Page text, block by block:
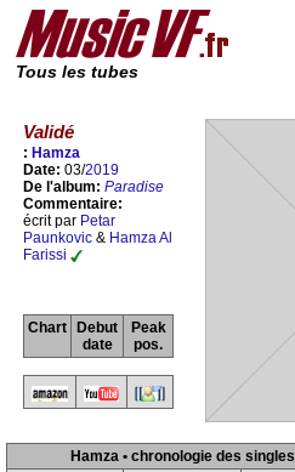
Tous les tubes
Validé
: Hamza
Date: 03/2019
De l'album: Paradise
Commentaire:
écrit par Petar
Paunkovic & Hamza Al
Farissi
Chart
Debut
date
Peak
pos.
Hamza • chronologie des singles